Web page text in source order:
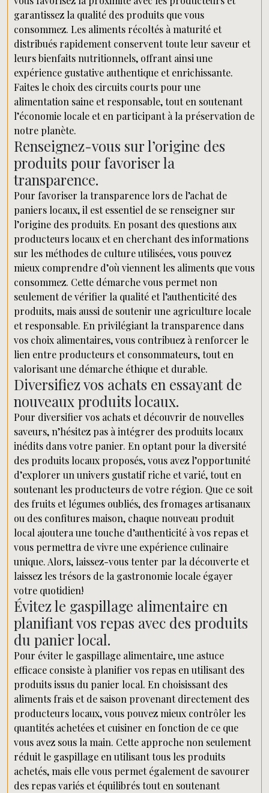
garantissez la qualité des produits que vous
consommez. Les aliments récoltés à maturité et
distribués rapidement conservent toute leur saveur et
leurs bienfaits nutritionnels, offrant ainsi une
expérience gustative authentique et enrichissante.
Faites le choix des circuits courts pour une
alimentation saine et responsable, tout en soutenant
l’économie locale et en participant à la préservation de
notre planète.
Renseignez-vous sur l’origine des
produits pour favoriser la
transparence.
Pour favoriser la transparence lors de l’achat de
paniers locaux, il est essentiel de se renseigner sur
l’origine des produits. En posant des questions aux
producteurs locaux et en cherchant des informations
sur les méthodes de culture utilisées, vous pouvez
mieux comprendre d’où viennent les aliments que vous
consommez. Cette démarche vous permet non
seulement de vérifier la qualité et l’authenticité des
produits, mais aussi de soutenir une agriculture locale
et responsable. En privilégiant la transparence dans
vos choix alimentaires, vous contribuez à renforcer le
lien entre producteurs et consommateurs, tout en
valorisant une démarche éthique et durable.
Diversifiez vos achats en essayant de
nouveaux produits locaux.
Pour diversifier vos achats et découvrir de nouvelles
saveurs, n’hésitez pas à intégrer des produits locaux
inédits dans votre panier. En optant pour la diversité
des produits locaux proposés, vous avez l’opportunité
d’explorer un univers gustatif riche et varié, tout en
soutenant les producteurs de votre région. Que ce soit
des fruits et légumes oubliés, des fromages artisanaux
ou des confitures maison, chaque nouveau produit
local ajoutera une touche d’authenticité à vos repas et
vous permettra de vivre une expérience culinaire
unique. Alors, laissez-vous tenter par la découverte et
laissez les trésors de la gastronomie locale égayer
votre quotidien!
Évitez le gaspillage alimentaire en
planifiant vos repas avec des produits
du panier local.
Pour éviter le gaspillage alimentaire, une astuce
efficace consiste à planifier vos repas en utilisant des
produits issus du panier local. En choisissant des
aliments frais et de saison provenant directement des
producteurs locaux, vous pouvez mieux contrôler les
quantités achetées et cuisiner en fonction de ce que
vous avez sous la main. Cette approche non seulement
réduit le gaspillage en utilisant tous les produits
achetés, mais elle vous permet également de savourer
des repas variés et équilibrés tout en soutenant